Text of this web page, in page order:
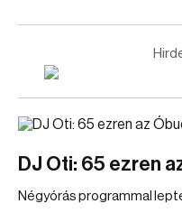
DJ Oti: 65 ezren
Négyórás programmal